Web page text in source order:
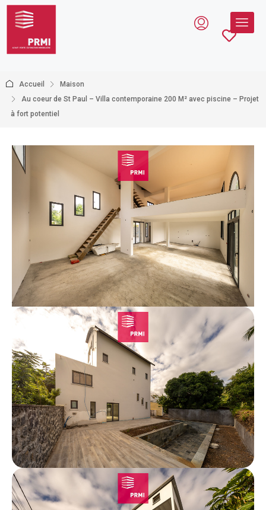
Accueil
Maison
Au coeur de St Paul – Villa contemporaine 200 M² avec piscine – Projet
à fort potentiel